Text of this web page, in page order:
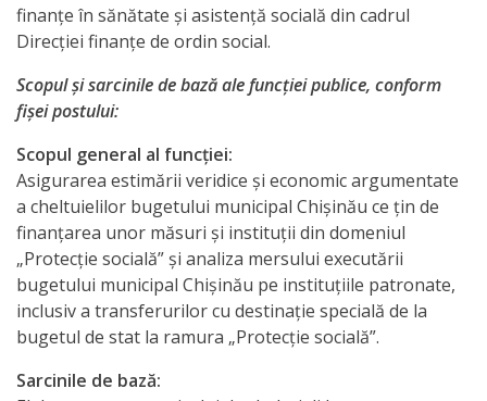
juridic
Secția
managementul
documentelor
Secția
servicii
interne
Regulamente
finanţe în sănătate şi asistenţă socială din cadrul
Direcţiei finanţe de ordin social.
Scopul şi sarcinile de bază ale funcţiei publice, conform
fişei postului:
Scopul general al funcţiei:
Asigurarea estimării veridice şi economic argumentate
a cheltuielilor bugetului municipal Chişinău ce ţin de
finanţarea unor măsuri şi instituţii din domeniul
„Protecţie socială” şi analiza mersului executării
bugetului municipal Chişinău pe instituţiile patronate,
inclusiv a transferurilor cu destinaţie specială de la
bugetul de stat la ramura „Protecţie socială”.
Sarcinile de bază: